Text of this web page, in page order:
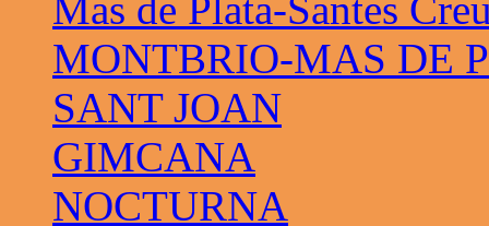
MONTBRIO-MAS DE
SANT JOAN
GIMCANA
NOCTURNA